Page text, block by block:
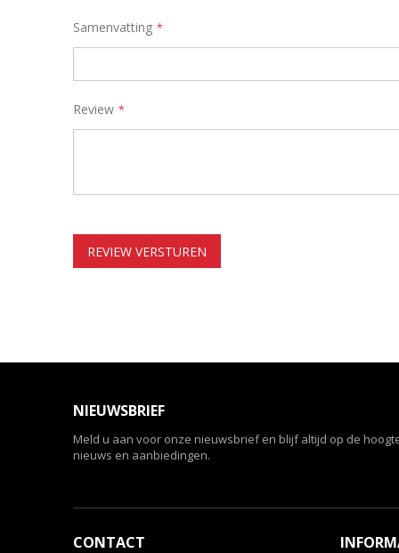
Samenvatting
Review
REVIEW VERSTUREN
NIEUWSBRIEF
Meld u aan voor onze nieuwsbrief en blijf altijd op de
nieuws en aanbiedingen.
CONTACT